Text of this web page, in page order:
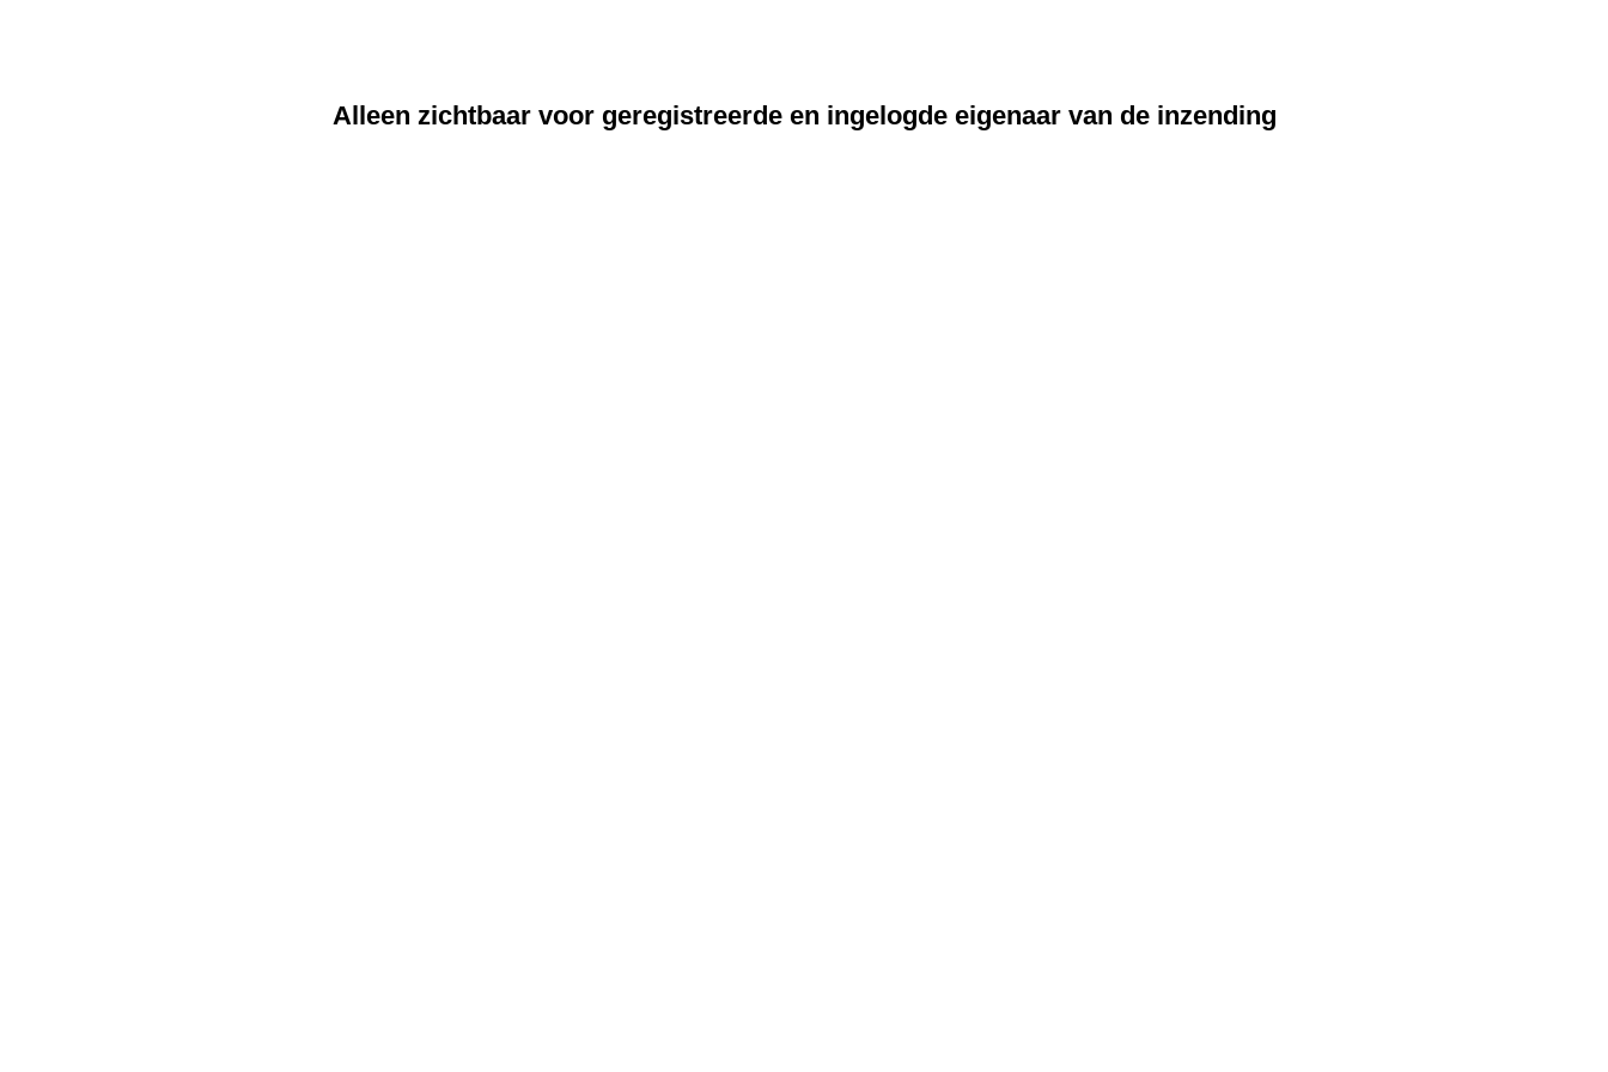
Alleen zichtbaar voor geregistreerde en ingelogde eigenaar van de inzending